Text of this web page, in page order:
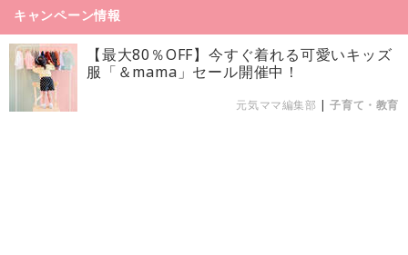
キャンペーン情報
【最大80％OFF】今すぐ着れる可愛いキッズ
服「＆mama」セール開催中！
元気ママ編集部 |子育て・教育